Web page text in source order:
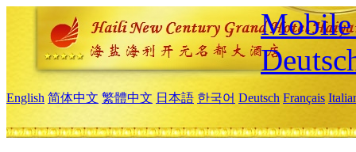
Mobile
English 简体中文 繁體中文 日本語 한국어 Deutsch Français